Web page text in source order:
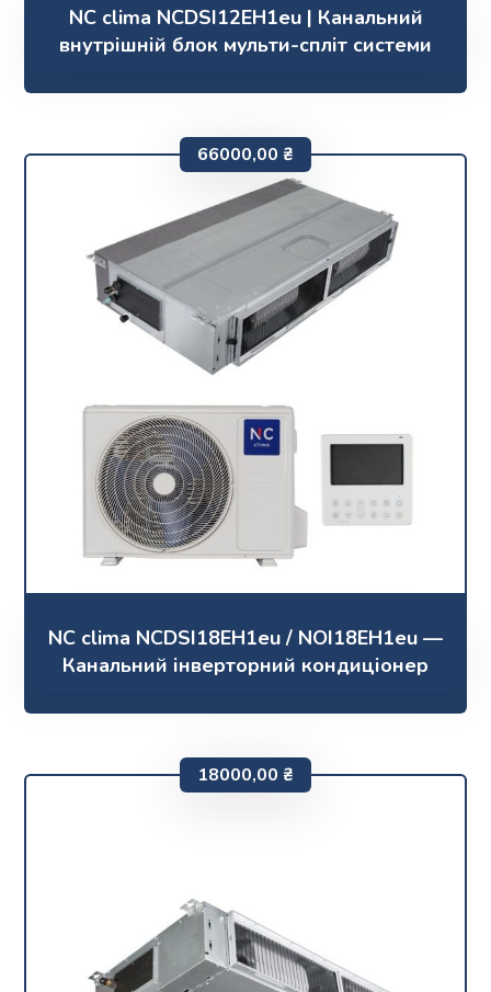
NC clima NCDSI12EH1eu | Канальний
внутрішній блок мульти-спліт системи
NC clima NCDSI18EH1eu / NOI18EH1eu —
Канальний інверторний кондиціонер
66000,00 ₴
18000,00 ₴